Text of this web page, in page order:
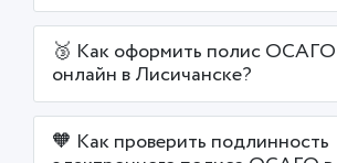
🥉 Как оформить полис ОСАГО
онлайн в Лисичанске?
🧡 Как проверить подлинность